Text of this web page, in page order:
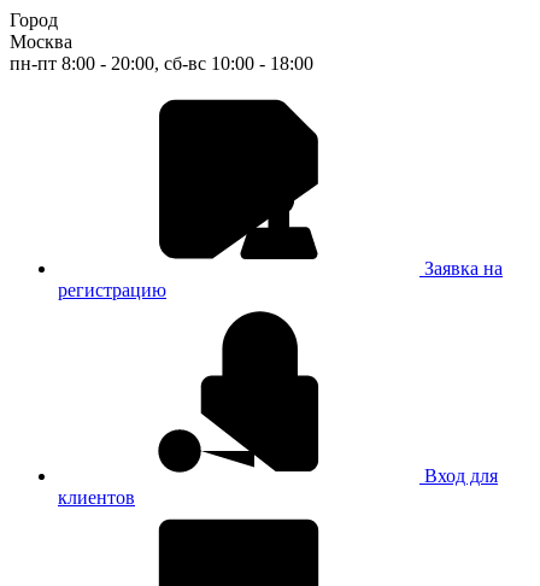
Город
Москва
пн-пт 8:00 - 20:00, сб-вс 10:00 - 18:00
Заявка на
регистрацию
Вход для
клиентов